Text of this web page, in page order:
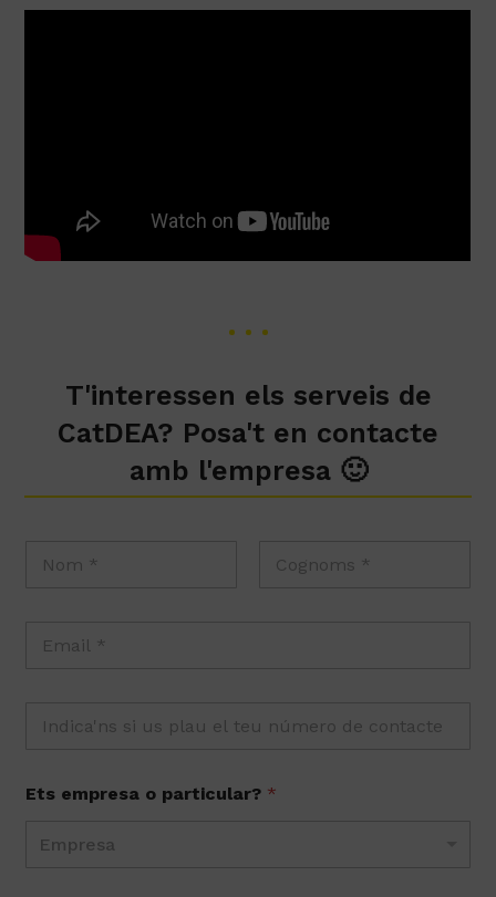
T'interessen els serveis de
CatDEA? Posa't en contacte
amb l'empresa 🙂
Ets empresa o particular? *
Empresa